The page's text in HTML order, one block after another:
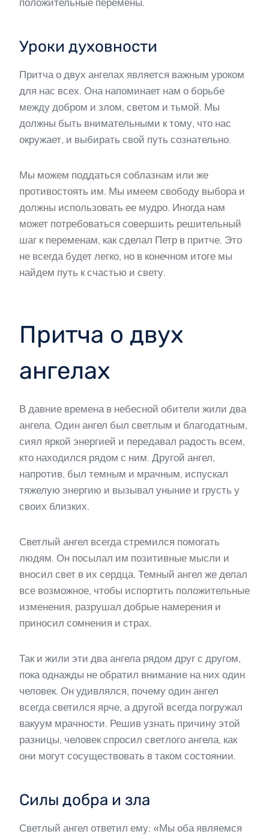
положительные перемены.
Уроки духовности
Притча о двух ангелах является важным уроком
для нас всех. Она напоминает нам о борьбе
между добром и злом, светом и тьмой. Мы
должны быть внимательными к тому, что нас
окружает, и выбирать свой путь сознательно.
Мы можем поддаться соблазнам или же
противостоять им. Мы имеем свободу выбора и
должны использовать ее мудро. Иногда нам
может потребоваться совершить решительный
шаг к переменам, как сделал Петр в притче. Это
не всегда будет легко, но в конечном итоге мы
найдем путь к счастью и свету.
Притча о двух
ангелах
В давние времена в небесной обители жили два
ангела. Один ангел был светлым и благодатным,
сиял яркой энергией и передавал радость всем,
кто находился рядом с ним. Другой ангел,
напротив, был темным и мрачным, испускал
тяжелую энергию и вызывал уныние и грусть у
своих близких.
Светлый ангел всегда стремился помогать
людям. Он посылал им позитивные мысли и
вносил свет в их сердца. Темный ангел же делал
все возможное, чтобы испортить положительные
изменения, разрушал добрые намерения и
приносил сомнения и страх.
Так и жили эти два ангела рядом друг с другом,
пока однажды не обратил внимание на них один
человек. Он удивлялся, почему один ангел
всегда светился ярче, а другой всегда погружал
вакуум мрачности. Решив узнать причину этой
разницы, человек спросил светлого ангела, как
они могут сосуществовать в таком состоянии.
Силы добра и зла
Светлый ангел ответил ему: «Мы оба являемся